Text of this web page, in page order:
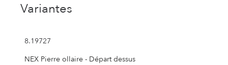
Variantes
8.19727
NEX Pierre ollaire - Départ dessus